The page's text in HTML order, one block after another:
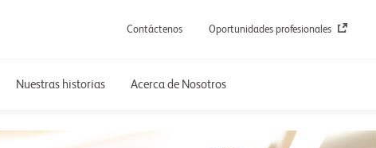
Contáctenos Oportunidades profesionales
Nuestras historias Acerca de Nosotros